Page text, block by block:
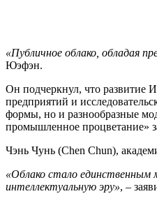
«Публичное облако, обладая
Юэфэн.
Он подчеркнул, что развитие
предприятий и
формы, но и разнообразные
промышленное процветание»
Чэнь Чунь (Chen Chun),
«Облако стало единственным
интеллектуальную эру», –